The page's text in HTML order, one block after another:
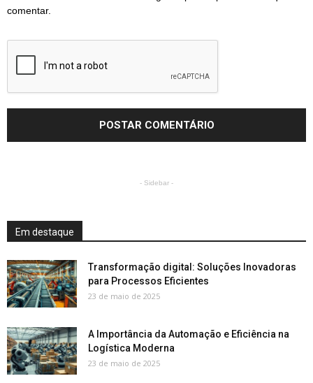
comentar.
- Sidebar -
Em destaque
Transformação digital: Soluções Inovadoras
para Processos Eficientes
23 de maio de 2025
A Importância da Automação e Eficiência na
Logística Moderna
23 de maio de 2025